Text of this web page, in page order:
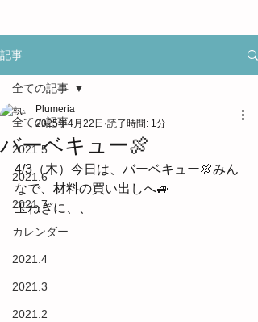
記事
全ての記事
2021.5
2021.6
2021.7
カレンダー
2021.4
2021.3
2021.2
全ての記事
バーベキュー🍖
Plumeria
2025年4月22日 読了時間: 1分
4/3（木）今日は、バーベキュー🍖みん
なで、材料の買い出しへ🚙
玉ねぎに、、